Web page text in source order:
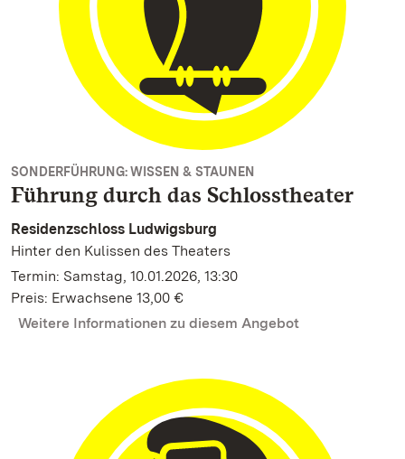
SONDERFÜHRUNG: WISSEN & STAUNEN
Führung durch das Schlosstheater
Residenzschloss Ludwigsburg
Hinter den Kulissen des Theaters
Termin: Samstag, 10.01.2026, 13:30
Preis: Erwachsene 13,00 €
Weitere Informationen zu diesem Angebot